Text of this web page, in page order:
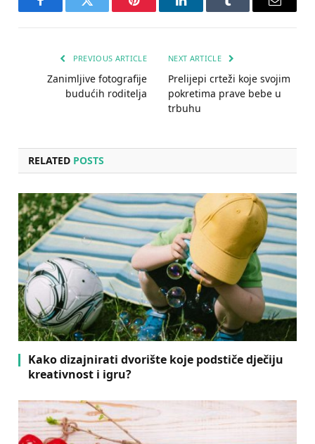
FacebookTwitter Pinterest LinkedInTumblr Email
PREVIOUS ARTICLE
Zanimljive fotografije
budućih roditelja
NEXT ARTICLE
Prelijepi crteži koje svojim
pokretima prave bebe u
trbuhu
RELATED POSTS
Kako dizajnirati dvorište koje podstiče dječiju
kreativnost i igru?